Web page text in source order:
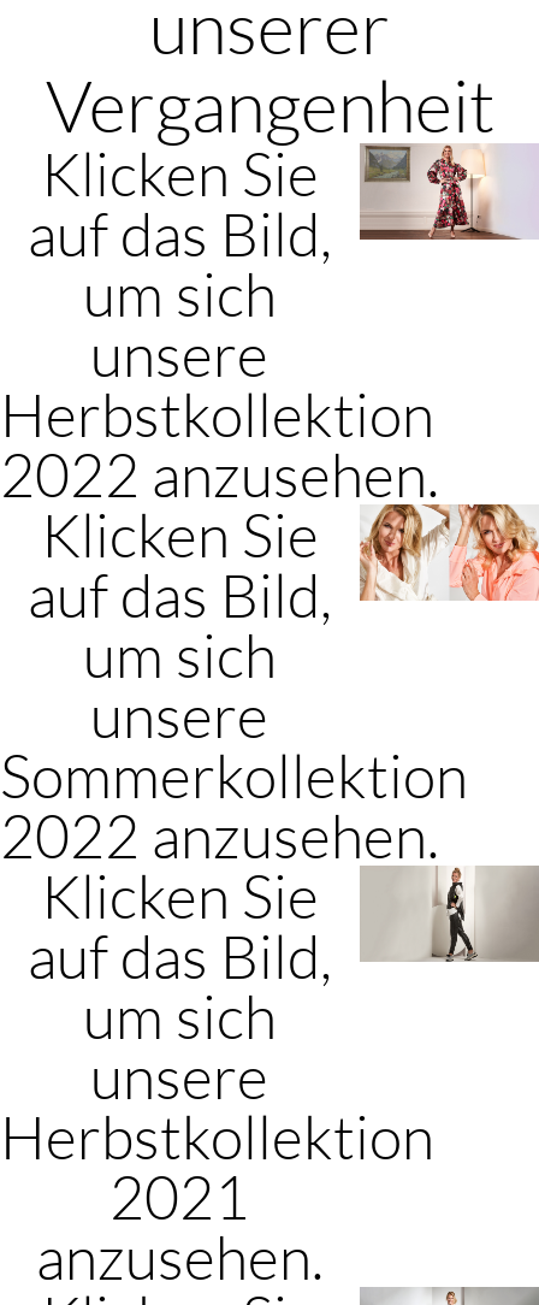
unserer
Vergangenheit
Klicken Sie
auf das Bild,
um sich
unsere
Herbstkollektion
2022 anzusehen.
Klicken Sie
auf das Bild,
um sich
unsere
Sommerkollektion
2022 anzusehen.
Klicken Sie
auf das Bild,
um sich
unsere
Herbstkollektion
2021
anzusehen.